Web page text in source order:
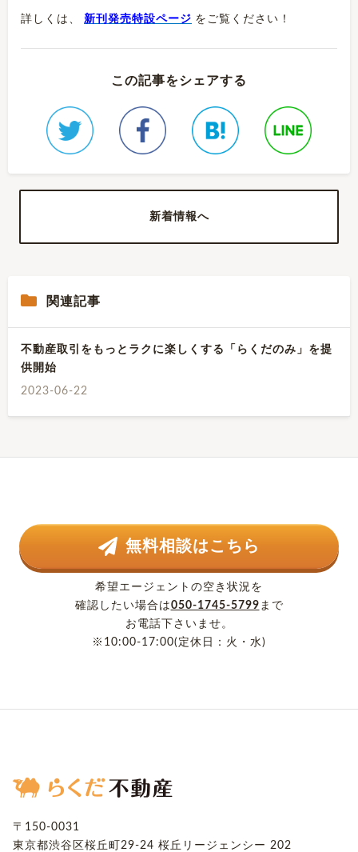
詳しくは、 新刊発売特設ページ をご覧ください！
この記事をシェアする
新着情報へ
関連記事
不動産取引をもっとラクに楽しくする「らくだのみ」を提
供開始
2023-06-22
無料相談はこちら
希望エージェントの空き状況を
確認したい場合は050-1745-5799 まで
お電話下さいませ。
※10:00-17:00(定休日：火・水)
〒150-0031
東京都渋谷区桜丘町29-24 桜丘リージェンシー 202